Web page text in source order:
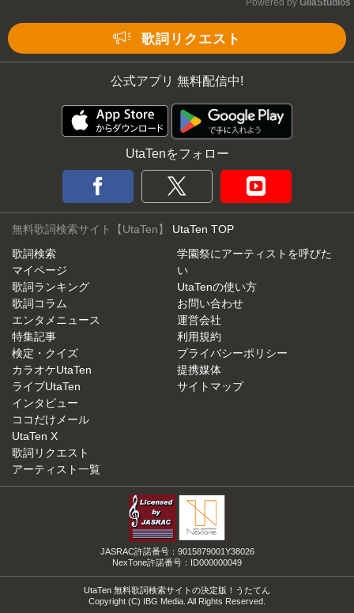
Powered by GliaStudios
歌詞リクエスト
公式アプリ 無料配信中!
UtaTenをフォロー
無料歌詞検索サイト【UtaTen】 UtaTen TOP
歌詞検索
マイページ
歌詞ランキング
歌詞コラム
エンタメニュース
特集記事
検定・クイズ
カラオケUtaTen
ライブUtaTen
インタビュー
ココだけメール
UtaTen X
歌詞リクエスト
アーティスト一覧
学園祭にアーティストを呼びた
い
UtaTenの使い方
お問い合わせ
運営会社
利用規約
プライバシーポリシー
提携媒体
サイトマップ
JASRAC許諾番号：9015879001Y38026
NexTone許諾番号：ID000000049
UtaTen 無料歌詞検索サイトの決定版！うたてん
Copyright (C) IBG Media. All Rights Reserved.